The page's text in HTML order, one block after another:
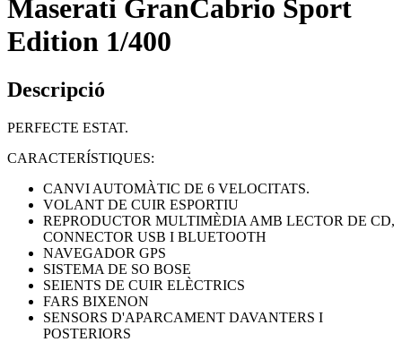
Maserati GranCabrio Sport
Edition 1/400
Descripció
PERFECTE ESTAT.
CARACTERÍSTIQUES:
CANVI AUTOMÀTIC DE 6 VELOCITATS.
VOLANT DE CUIR ESPORTIU
REPRODUCTOR MULTIMÈDIA AMB LECTOR DE CD,
CONNECTOR USB I BLUETOOTH
NAVEGADOR GPS
SISTEMA DE SO BOSE
SEIENTS DE CUIR ELÈCTRICS
FARS BIXENON
SENSORS D'APARCAMENT DAVANTERS I
POSTERIORS